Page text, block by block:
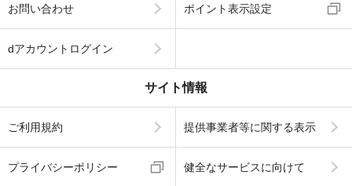
お問い合わせ ポイント表示設定
dアカウントログイン
サイト情報
ご利用規約 提供事業者等に関する表示
プライバシーポリシー 健全なサービスに向けて